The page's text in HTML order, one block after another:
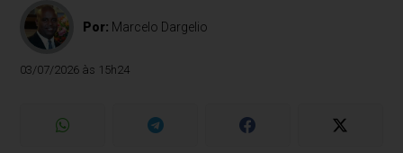
Por: Marcelo Dargelio
03/07/2026 às 15h24